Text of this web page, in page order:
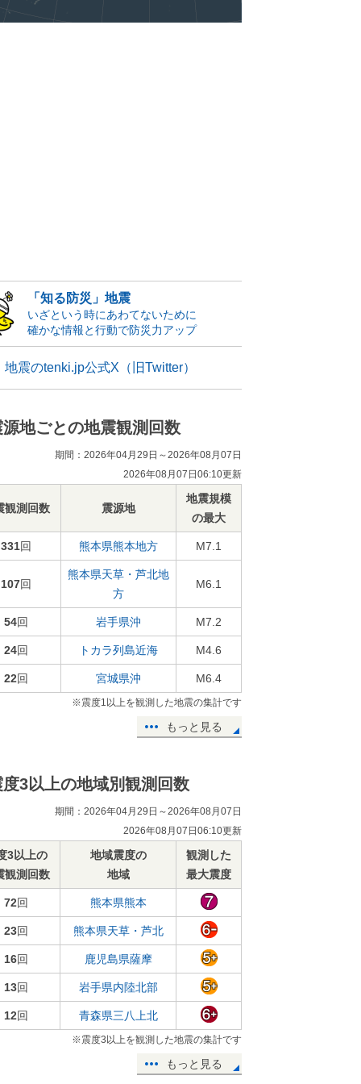
「知る防災」地震
いざという時にあわてないために
確かな情報と行動で防災力アップ
地震のtenki.jp公式X（旧Twitter）
源地ごとの地震観測回数
期間：2026年04月29日～2026年08月07日
2026年08月07日06:10更新
観測回数 震源地
地震規模
の最大
331回 熊本県熊本地方 M7.1
107回
熊本県天草・芦北地
方
M6.1
54回 岩手県沖 M7.2
24回 トカラ列島近海 M4.6
22回 宮城県沖 M6.4
※震度1以上を観測した地震の集計です
もっと見る
度3以上の地域別観測回数
期間：2026年04月29日～2026年08月07日
2026年08月07日06:10更新
3以上の
観測回数
地域震度の
地域
観測した
最大震度
72回 熊本県熊本
23回 熊本県天草・芦北
16回 鹿児島県薩摩
13回 岩手県内陸北部
12回 青森県三八上北
※震度3以上を観測した地震の集計です
もっと見る